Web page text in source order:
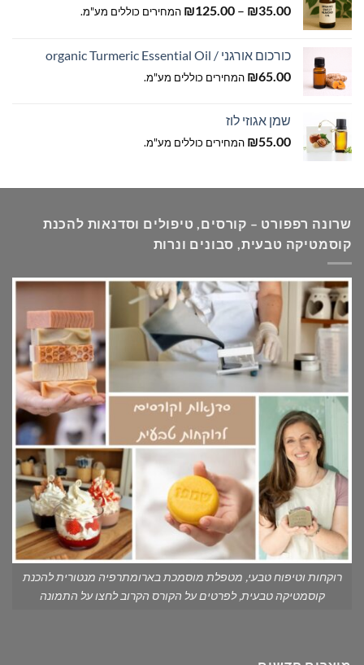
₪35.00
–
₪125.00
טווח
עד
המחירים כוללים מע"מ.
כורכום אורגני / organic Turmeric Essential Oil
₪65.00 המחירים כוללים מע"מ.
שמן אגוזי לוז
₪55.00 המחירים כוללים מע"מ.
שרונה רפפורט – קורסים, טיפולים וסדנאות להכנת
קוסמטיקה טבעית, סבונים ונרות
רוקחות וטיפוח טבעי, מטפלת מוסמכת בארומתרפיה מנטורית להכנת
קוסמטיקה טבעית, לפרטים על הקורס הקרוב לחצו על התמונה